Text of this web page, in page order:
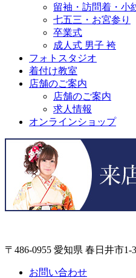
留袖・訪問着・小
七五三・お宮参り
卒業式
成人式 男子 袴
フォトスタジオ
着付け教室
店舗のご案内
店舗のご案内
求人情報
オンラインショップ
〒486-0955 愛知県 春日井市
お問い合わせ